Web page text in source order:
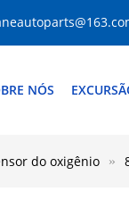
NÓS
do oxigênio